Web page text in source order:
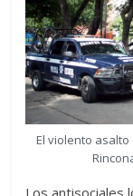
El violento
Los antisociales